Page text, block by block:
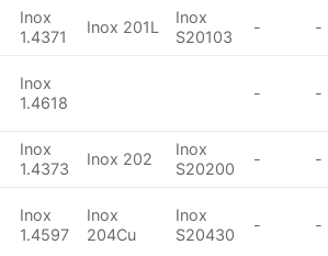
Inox
1.4371
Inox 201L
Inox
S20103
- -
Inox
1.4618
- -
Inox
1.4373
Inox 202
Inox
S20200
- -
Inox
1.4597
Inox
204Cu
Inox
S20430
- -